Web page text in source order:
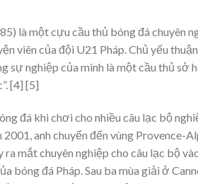
là một cựu cầu thủ bóng đá chuyên
viên của đội U21 Pháp. Chủ yếu
nghiệp của mình là một cầu thủ sở
[4] [5]
đá khi chơi cho nhiều câu lạc bộ
anh chuyển đến vùng Provence-
mắt chuyên nghiệp cho câu lạc bộ
bóng đá Pháp. Sau ba mùa giải ở